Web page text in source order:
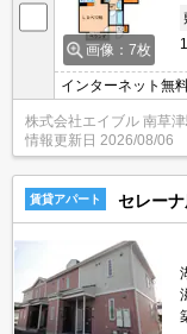
画像：7枚
インターネット無
角部屋。退去時清
別。
株式会社エイブル 南草
情報更新日 2026/08/06
賃貸アパート セレー